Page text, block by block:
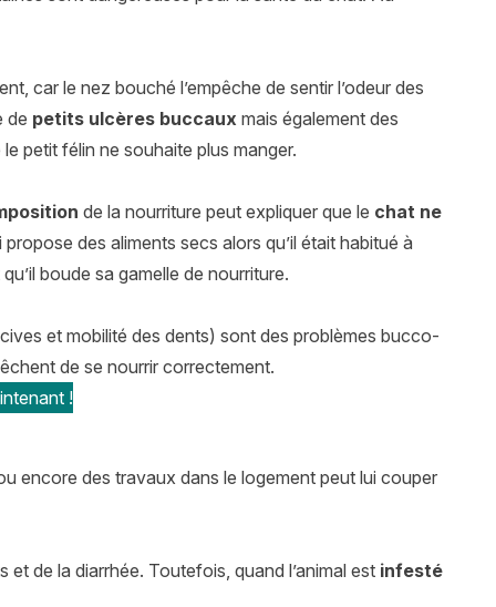
car le nez bouché l’empêche de sentir l’odeur des
de petits ulcères buccaux mais également des
petit félin ne souhaite plus manger.
de la nourriture peut expliquer que le chat ne
des aliments secs alors qu’il était habitué à
boude sa gamelle de nourriture.
et mobilité des dents) sont des problèmes bucco-
de se nourrir correctement.
!
encore des travaux dans le logement peut lui couper
de la diarrhée. Toutefois, quand l’animal est infesté